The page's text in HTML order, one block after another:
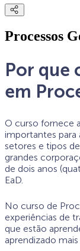
Processos
Por que
em
O curso fornece
importantes para
setores e tipos
grandes
de dois anos
EaD.
No curso de
experiências de
que estão
aprendizado